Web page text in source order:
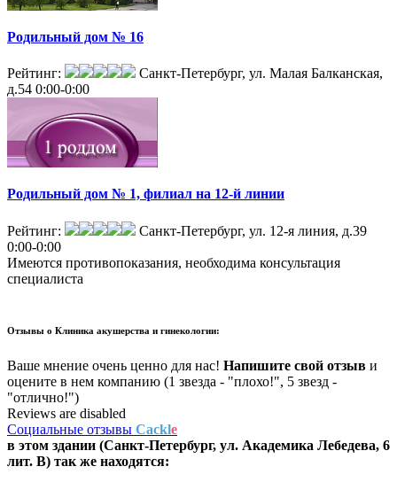
Родильный дом № 16
Рейтинг:
Санкт-Петербург, ул. Малая Балканская,
д.54 0:00-0:00
Родильный дом № 1, филиал на 12-й линии
Рейтинг:
Санкт-Петербург, ул. 12-я линия, д.39
0:00-0:00
Имеются противопоказания, необходима консультация
специалиста
Отзывы о Клиника акушерства и гинекологии:
Ваше мнение очень ценно для нас! Напишите свой отзыв и
оцените в нем компанию (1 звезда - "плохо!", 5 звезд -
"отлично!")
Reviews are disabled
Социальные отзывы Cackle
в этом здании (Санкт-Петербург, ул. Академика Лебедева, 6
лит. В) так же находятся: